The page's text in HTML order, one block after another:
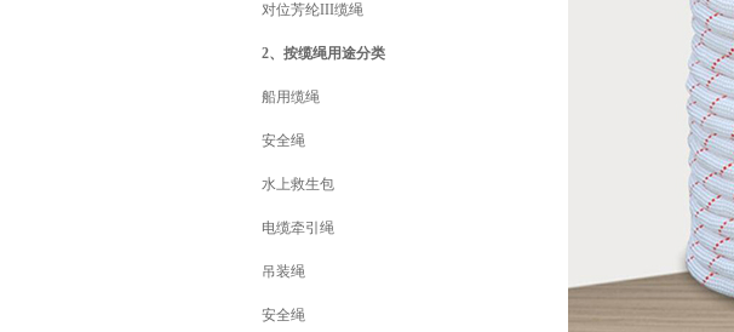
对位芳纶III缆绳
2、按缆绳用途分类
船用缆绳
安全绳
水上救生包
电缆牵引绳
吊装绳
安全绳